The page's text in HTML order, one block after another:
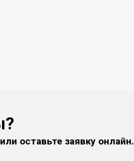
или оставьте заявку онлайн.